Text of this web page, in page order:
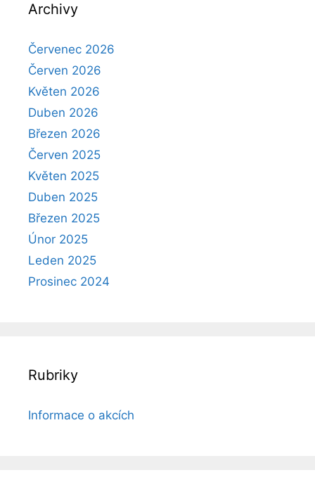
Archivy
Červenec 2026
Červen 2026
Květen 2026
Duben 2026
Březen 2026
Červen 2025
Květen 2025
Duben 2025
Březen 2025
Únor 2025
Leden 2025
Prosinec 2024
Rubriky
Informace o akcích